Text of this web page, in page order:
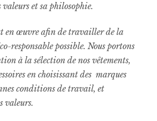
valeurs et sa philosophie.
en œuvre afin de travailler de la
responsable possible. Nous portons
à la sélection de nos vêtements,
en choisissant des marques
conditions de travail, et
valeurs.